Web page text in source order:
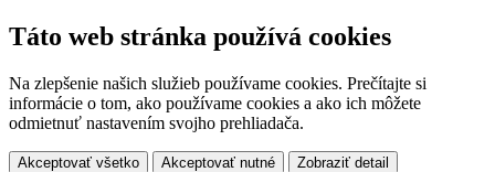
Táto web stránka používá cookies
Na zlepšenie našich služieb používame cookies. Prečítajte si
informácie o tom, ako používame cookies a ako ich môžete
odmietnuť nastavením svojho prehliadača.
Akceptovať všetko Akceptovať nutné Zobraziť detail